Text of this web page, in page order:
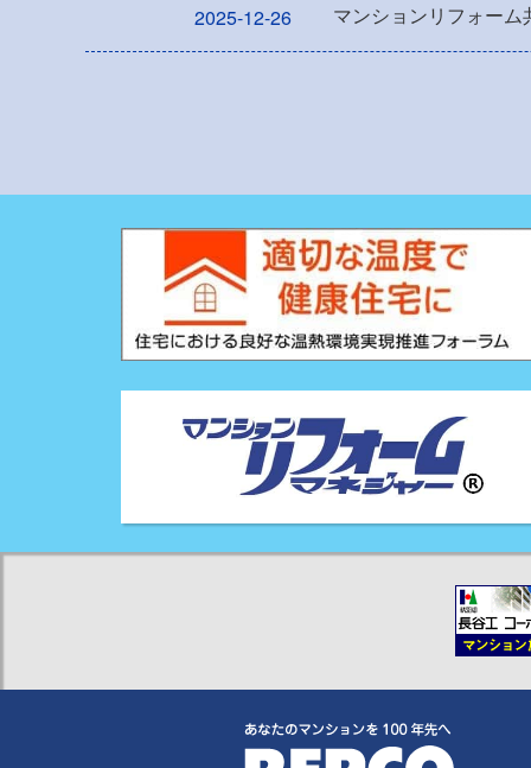
2025-12-26 マンションリフォー